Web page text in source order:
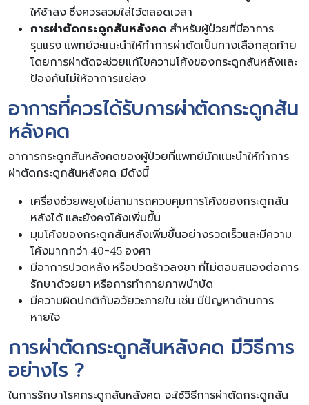
ให้ช้าลง ซึ่งควรสวมใส่ไว้ตลอดเวลา
การผ่าตัดกระดูกสันหลังคด สำหรับผู้ป่วยที่มีอาการ
รุนแรง แพทย์จะแนะนำให้ทำการผ่าตัดเป็นทางเลือกสุดท้าย
โดยการผ่าตัดจะช่วยแก้ไขความโค้งของกระดูกสันหลังและ
ป้องกันไม่ให้อาการแย่ลง
อาการที่ควรได้รับการผ่าตัดกระดูกสัน
หลังคด
อาการกระดูกสันหลังคดของผู้ป่วยที่แพทย์มักแนะนำให้ทำการ
ผ่าตัดกระดูกสันหลังคด มีดังนี้
เครื่องช่วยพยุงไม่สามารถควบคุมการโค้งของกระดูกสัน
หลังได้ และยังคงโค้งเพิ่มขึ้น
มุมโค้งของกระดูกสันหลังเพิ่มขึ้นอย่างรวดเร็วและมีความ
โค้งมากกว่า 40-45 องศา
มีอาการปวดหลัง หรือปวดร้าวลงขา ที่ไม่ตอบสนองต่อการ
รักษาด้วยยา หรือการทำกายภาพบำบัด
มีความผิดปกติกับอวัยวะภายใน เช่น มีปัญหาด้านการ
หายใจ
การผ่าตัดกระดูกสันหลังคด มีวิธีการ
อย่างไร ?
ในการรักษาโรคกระดูกสันหลังคด จะใช้วิธีการผ่าตัดกระดูกสัน